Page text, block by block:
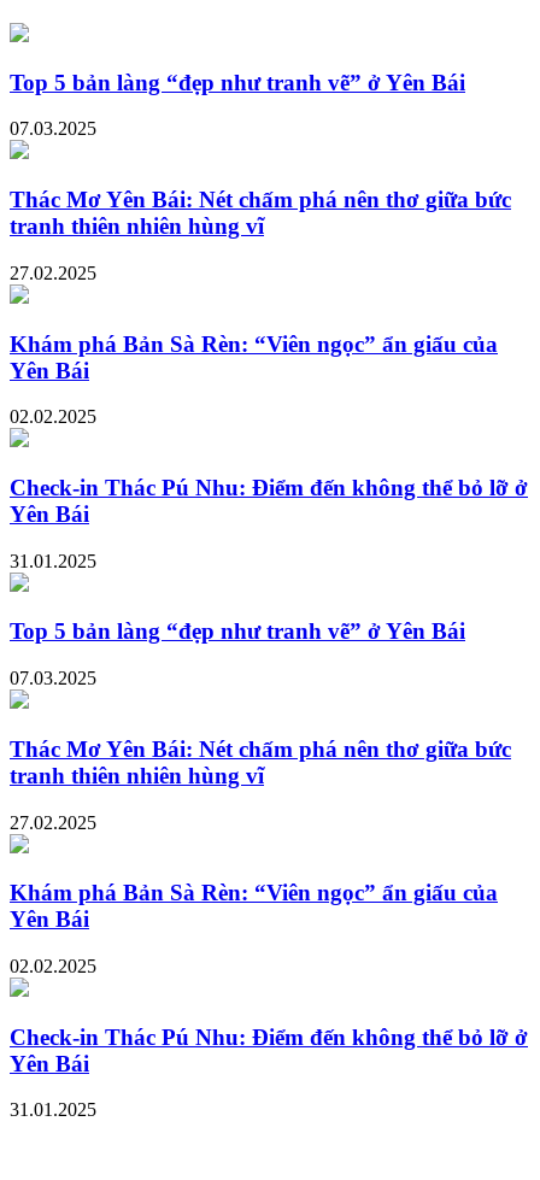
Top 5 bản làng “đẹp như tranh vẽ” ở Yên Bái
07.03.2025
Thác Mơ Yên Bái: Nét chấm phá nên thơ giữa bức
tranh thiên nhiên hùng vĩ
27.02.2025
Khám phá Bản Sà Rèn: “Viên ngọc” ẩn giấu của
Yên Bái
02.02.2025
Check-in Thác Pú Nhu: Điểm đến không thể bỏ lỡ ở
Yên Bái
31.01.2025
Top 5 bản làng “đẹp như tranh vẽ” ở Yên Bái
07.03.2025
Thác Mơ Yên Bái: Nét chấm phá nên thơ giữa bức
tranh thiên nhiên hùng vĩ
27.02.2025
Khám phá Bản Sà Rèn: “Viên ngọc” ẩn giấu của
Yên Bái
02.02.2025
Check-in Thác Pú Nhu: Điểm đến không thể bỏ lỡ ở
Yên Bái
31.01.2025